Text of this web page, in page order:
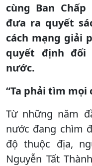
cùng Ban
đưa ra quyết
cách mạng giải
quyết định
nước.
“Ta phải tìm mọi
Từ những năm
nước đang chìm
độ thuộc địa,
Nguyễn Tất